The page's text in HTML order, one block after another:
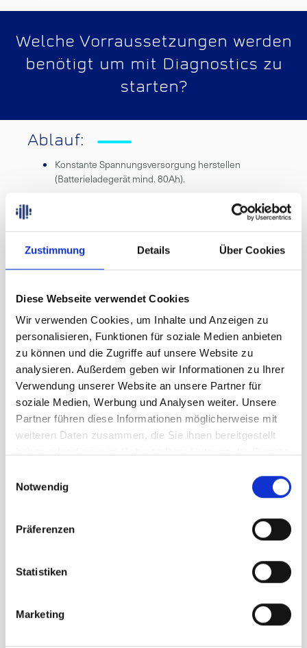
Zustimmung Details Über Cookies
Diese Webseite verwendet Cookies
Wir verwenden Cookies, um Inhalte und Anzeigen zu
personalisieren, Funktionen für soziale Medien anbieten
zu können und die Zugriffe auf unsere Website zu
analysieren. Außerdem geben wir Informationen zu Ihrer
Verwendung unserer Website an unsere Partner für
soziale Medien, Werbung und Analysen weiter. Unsere
Partner führen diese Informationen möglicherweise mit
weiteren Daten zusammen, die Sie ihnen bereitgestellt
Notwendig
Präferenzen
Statistiken
Marketing
Welche Vorraussetzungen werden
benötigt um mit Diagnostics zu
starten?
Ablauf:
Konstante Spannungsversorgung herstellen
(Batterieladegerät mind. 80Ah).
Innovation Diagnostics mit dem OBD-Port verbinden.
Internetverbindung herstellen (LAN, WLAN oder
Dienstleistung im Browser auswählen und Chat
Rest.
Schnell, effizient und einfach!